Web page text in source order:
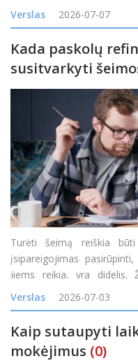
darbas. Tačiau vis
palieka pinigus ant stalo.
Verslas 2026-07-07
Kada paskolų
susitvarkyti
Turėti šeimą reiškia
įsipareigojimas
jiems reikia, yra didelis.
kiekvieną mėnesį reikia
padedančių kiekvienam
Verslas 2026-07-03
Kaip sutaupyti
mokėjimus (0)